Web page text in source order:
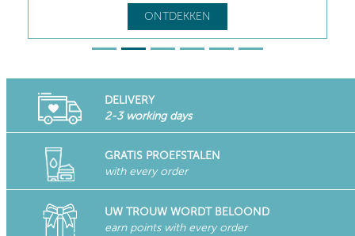
ONTDEKKEN
DELIVERY
2-3 working days
GRATIS PROEFSTALEN
with every order
UW TROUW WORDT BELOOND
earn points with every order